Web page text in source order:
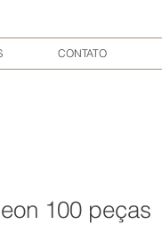
CONTATO
100 peças